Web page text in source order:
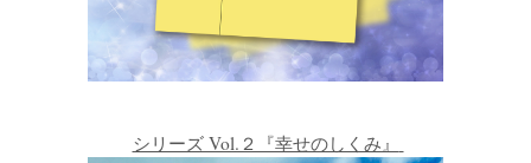
シリーズ Vol.２『幸せのしくみ』